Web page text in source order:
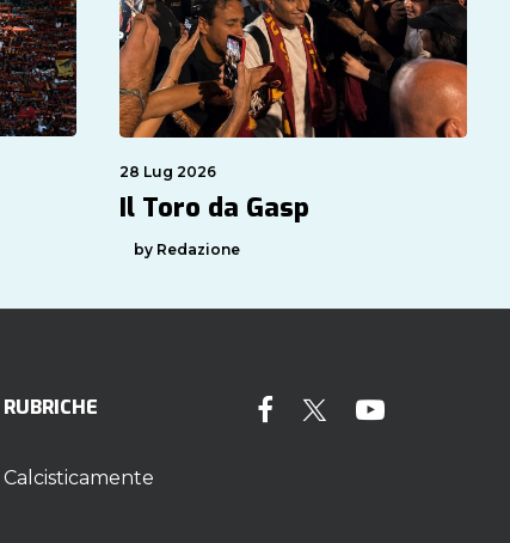
28 Lug 2026
Il Toro da Gasp
by Redazione
RUBRICHE
Calcisticamente